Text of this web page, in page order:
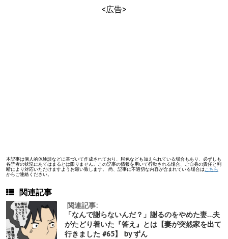
<広告>
本記事は個人的体験談などに基づいて作成されており、脚色なども加えられている場合もあり、必ずしも
各読者の状況にあてはまるとは限りません。この記事の情報を用いて行動される場合、ご自身の責任と判
断により対応いただけますようお願い致します。 尚、記事に不適切な内容が含まれている場合は こちら
からご連絡ください。
関連記事
関連記事:
「なんで謝らないんだ？」謝るのをやめた妻…夫
がたどり着いた『答え』とは【妻が突然家を出て
行きました #65】 by ずん